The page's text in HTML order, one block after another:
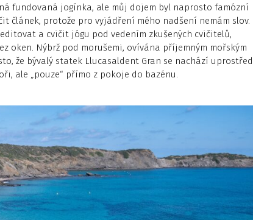
fundovaná jogínka, ale můj dojem byl naprosto famózní
článek, protože pro vyjádření mého nadšení nemám slov.
a cvičit jógu pod vedením zkušených cvičitelů,
oken. Nýbrž pod morušemi, ovívána příjemným mořským
že bývalý statek Llucasaldent Gran se nachází uprostřed
ale „pouze“ přímo z pokoje do bazénu.